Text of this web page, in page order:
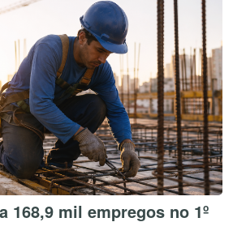
168,9 mil empregos no 1º